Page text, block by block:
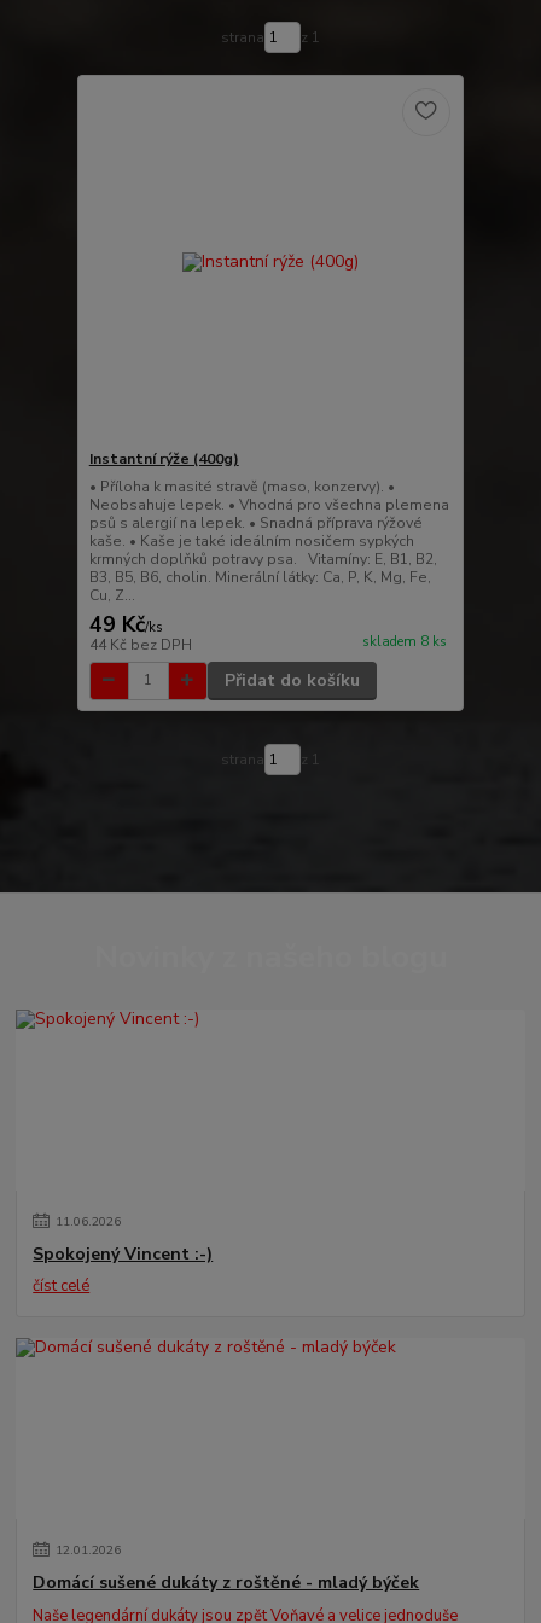
strana z 1
Instantní rýže (400g)
• Příloha k masité stravě (maso, konzervy). •
Neobsahuje lepek. • Vhodná pro všechna plemena
psů s alergií na lepek. • Snadná příprava rýžové
kaše. • Kaše je také ideálním nosičem sypkých
krmných doplňků potravy psa. Vitamíny: E, B1, B2,
B3, B5, B6, cholin. Minerální látky: Ca, P, K, Mg, Fe,
Cu, Z...
49 Kč/ks
44 Kč bez DPH skladem 8 ks
Přidat do košíku
strana z 1
11.06.2026
Spokojený Vincent :-)
číst celé
12.01.2026
Domácí sušené dukáty z roštěné - mladý býček
Naše legendární dukáty jsou zpět Voňavé a velice jednoduše